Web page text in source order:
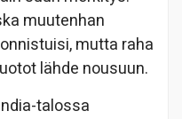
muutenhan
mutta raha
lähde nousuun.
talossa